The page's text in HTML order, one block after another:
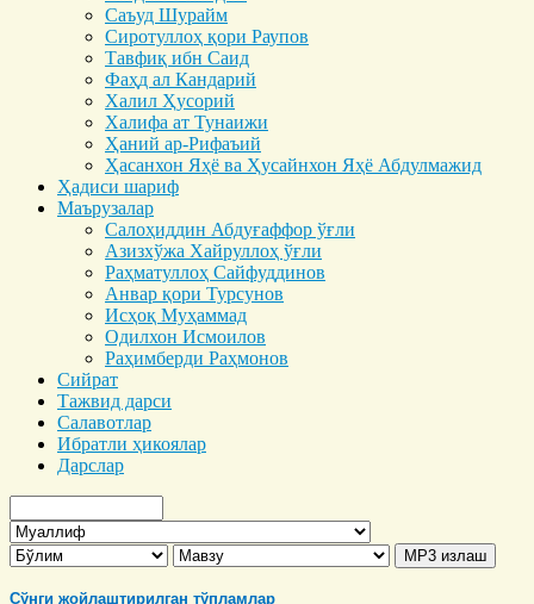
Саъуд Шурайм
Сиротуллоҳ қори Раупов
Тавфиқ ибн Саид
Фаҳд ал Кандарий
Халил Ҳусорий
Халифа ат Тунаижи
Ҳаний ар-Рифаъий
Ҳасанхон Яҳё ва Ҳусайнхон Яҳё Абдулмажид
Ҳадиси шариф
Маърузалар
Салоҳиддин Абдуғаффор ўғли
Азизхўжа Хайруллоҳ ўғли
Раҳматуллоҳ Сайфуддинов
Анвар қори Турсунов
Исҳоқ Муҳаммад
Одилхон Исмоилов
Раҳимберди Раҳмонов
Сийрат
Тажвид дарси
Салавотлар
Ибратли ҳикоялар
Дарслар
Сўнги жойлаштирилган тўпламлар